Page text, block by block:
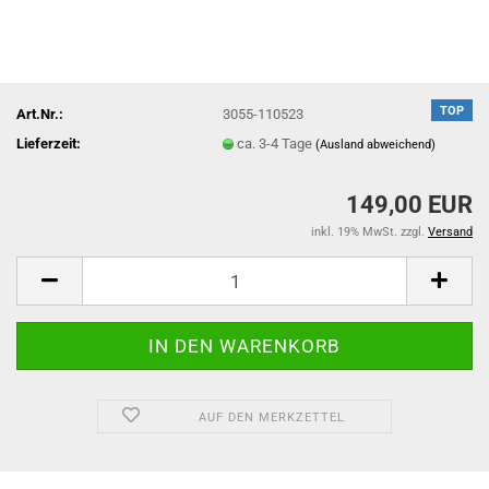
TOP
Art.Nr.:
3055-110523
Lieferzeit:
ca. 3-4 Tage(Ausland abweichend)
149,00 EUR
inkl. 19% MwSt. zzgl. Versand
AUF DEN MERKZETTEL